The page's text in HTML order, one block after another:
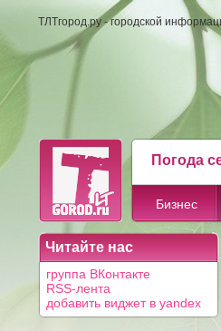
ТЛТгород.ру - городской
Погода
Бизнес
Читайте нас
группа ВКонтакте
RSS-лента
добавить виджет в yandex